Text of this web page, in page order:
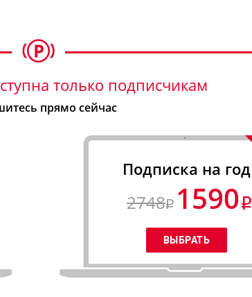
только подписчикам
прямо сейчас
Подписка на год
2748 1590